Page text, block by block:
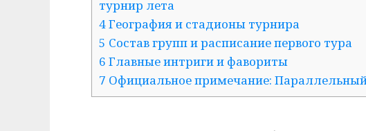
турнир лета
4 География и стадионы турнира
5 Состав групп и расписание первого тура
6 Главные интриги и фавориты
7 Официальное примечание: